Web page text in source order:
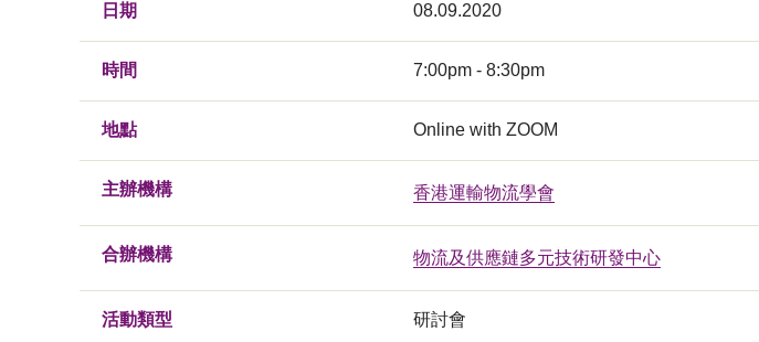
日期 08.09.2020
時間 7:00pm - 8:30pm
地點 Online with ZOOM
主辦機構 香港運輸物流學會
合辦機構 物流及供應鏈多元技術研發中心
活動類型 研討會